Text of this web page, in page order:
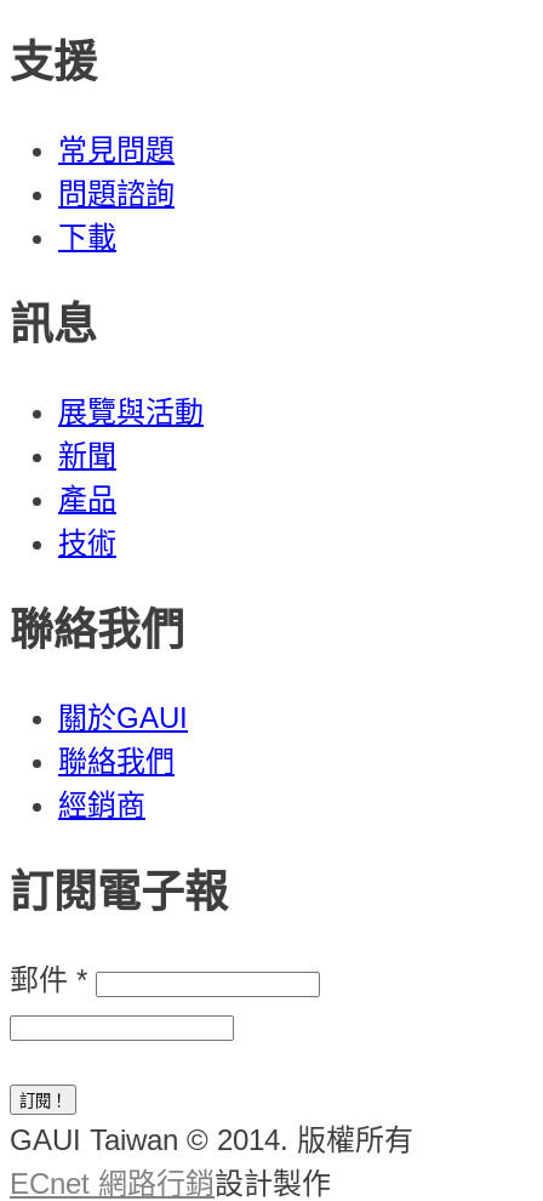
支援
常見問題
問題諮詢
下載
訊息
展覽與活動
新聞
產品
技術
聯絡我們
關於GAUI
聯絡我們
經銷商
訂閱電子報
郵件 *
GAUI Taiwan © 2014. 版權所有
ECnet 網路行銷設計製作